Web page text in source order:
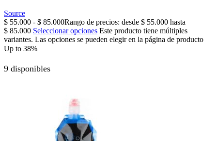
Source
$ 55.000 - $ 85.000Rango de precios: desde $ 55.000 hasta
$ 85.000 Seleccionar opciones Este producto tiene múltiples
variantes. Las opciones se pueden elegir en la página de producto
Up to 38%
9 disponibles